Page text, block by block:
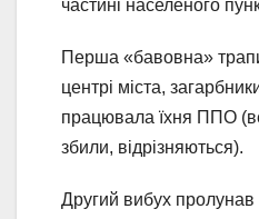
частині населеного
Перша «бавовна»
центрі міста,
працювала їхня ППО
збили, відрізняються).
Другий вибух